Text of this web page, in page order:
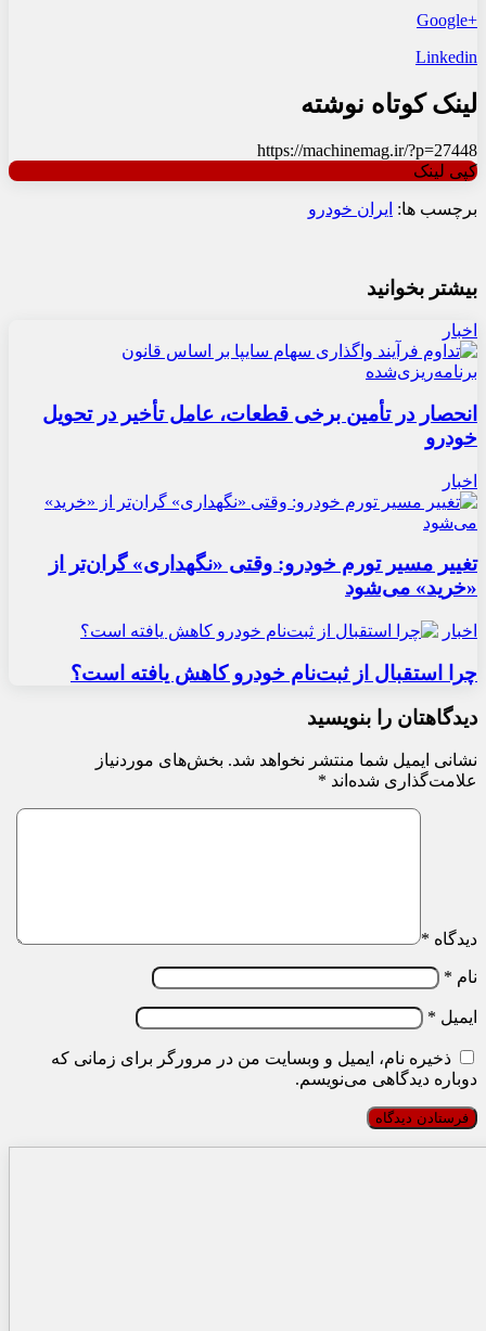
+Google
Linkedin
لینک کوتاه نوشته
https://machinemag.ir/?p=27448
کپی لینک
برچسب ها: ایران خودرو
بیشتر بخوانید
اخبار
انحصار در تأمین برخی قطعات، عامل تأخیر در تحویل
خودرو
اخبار
تغییر مسیر تورم خودرو: وقتی «نگهداری» گران‌تر از
«خرید» می‌شود
اخبار
چرا استقبال از ثبت‌نام خودرو کاهش یافته است؟
دیدگاهتان را بنویسید
نشانی ایمیل شما منتشر نخواهد شد. بخش‌های موردنیاز
علامت‌گذاری شده‌اند *
دیدگاه *
نام *
ایمیل *
ذخیره نام، ایمیل و وبسایت من در مرورگر برای زمانی که
دوباره دیدگاهی می‌نویسم.